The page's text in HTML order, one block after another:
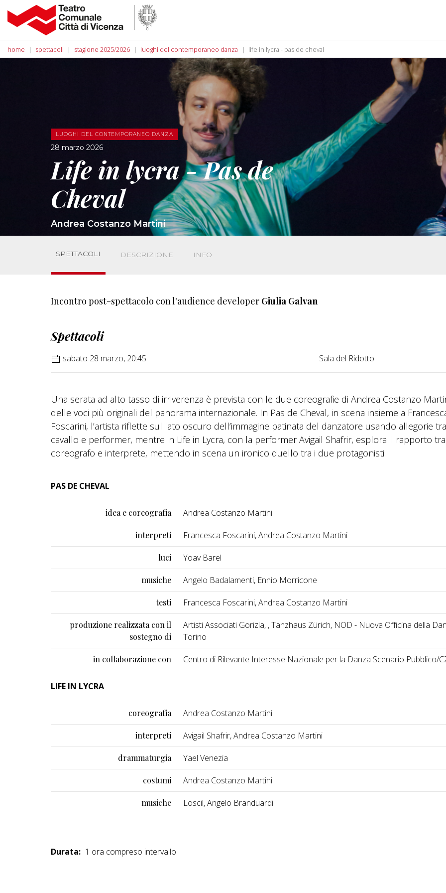
home spettacoli stagione 2025/2026 luoghi del contemporaneo danza life in lycra - pas de cheval
LUOGHI DEL CONTEMPORANEO DANZA
28 marzo 2026
Life in lycra - Pas de
Cheval
Andrea Costanzo Martini
SPETTACOLI DESCRIZIONE INFO
Incontro post-spettacolo con l'audience developer Giulia Galvan
Spettacoli
sabato 28 marzo, 20:45 Sala del Ridotto
Una serata ad alto tasso di irriverenza è prevista con le due coreografie di Andrea Costanzo
delle voci più originali del panorama internazionale. In Pas de Cheval, in scena insieme a
Foscarini, l’artista riflette sul lato oscuro dell’immagine patinata del danzatore usando allegorie tra
cavallo e performer, mentre in Life in Lycra, con la performer Avigail Shafrir, esplora il rapporto tra
coreografo e interprete, mettendo in scena un ironico duello tra i due protagonisti.
PAS DE CHEVAL
idea e coreografia Andrea Costanzo Martini
interpreti Francesca Foscarini, Andrea Costanzo Martini
luci Yoav Barel
musiche Angelo Badalamenti, Ennio Morricone
testi Francesca Foscarini, Andrea Costanzo Martini
produzione realizzata con il
sostegno di
Artisti Associati Gorizia, , Tanzhaus Zürich, NOD - Nuova Officina della
Torino
in collaborazione con Centro di Rilevante Interesse Nazionale per la Danza Scenario Pubblico/
LIFE IN LYCRA
coreografia Andrea Costanzo Martini
interpreti Avigail Shafrir, Andrea Costanzo Martini
drammaturgia Yael Venezia
costumi Andrea Costanzo Martini
musiche Loscil, Angelo Branduardi
Durata: 1 ora compreso intervallo